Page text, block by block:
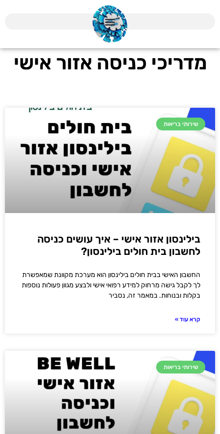
מדריכי כניסה אזור אישי
שירותי בריאות
בילינסון אזור אישי – איך עושים כניסה
לחשבון בית חולים בילינסון?
החשבון האישי בבית חולים בילינסון הוא מערכת מקוונת שמאפשרת
לך לקבל גישה מרחוק למידע רפואי אישי ולבצע מגוון פעולות נוספות
בקלות ובנוחות. במאמר זה, נסביר
קרא עוד »
שירותי בריאות